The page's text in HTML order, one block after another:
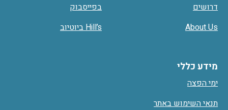
דרושים
About Us
מידע כללי
ימי הפצה
תנאי השימוש באתר
בפייסבוק
Hill’s ביוטיוב